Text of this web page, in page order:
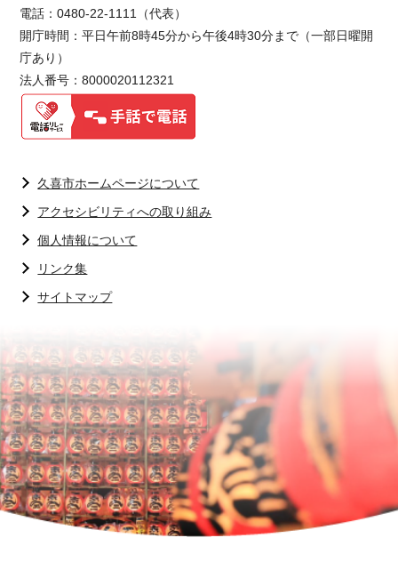
電話：0480-22-1111（代表）
開庁時間：平日午前8時45分から午後4時30分まで（一部日曜開
庁あり）
法人番号：8000020112321
久喜市ホームページについて
アクセシビリティへの取り組み
個人情報について
リンク集
サイトマップ